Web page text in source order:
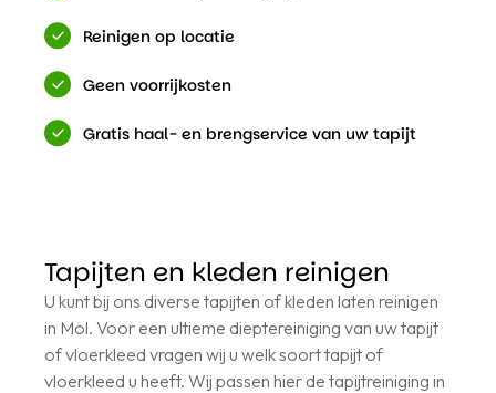
Reinigen op locatie
Geen voorrijkosten
Gratis haal- en brengservice van uw tapijt
Tapijten en kleden reinigen
U kunt bij ons diverse tapijten of kleden laten reinigen
in Mol. Voor een ultieme dieptereiniging van uw tapijt
of vloerkleed vragen wij u welk soort tapijt of
vloerkleed u heeft. Wij passen hier de tapijtreiniging in